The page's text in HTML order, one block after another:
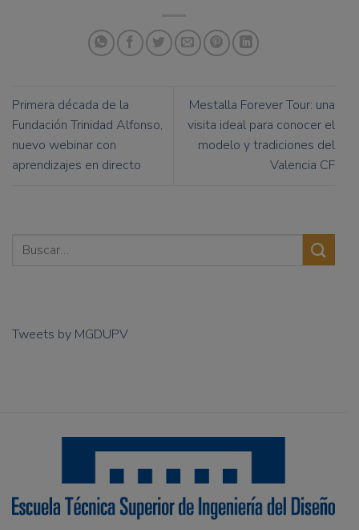
Primera década de la
Fundación Trinidad Alfonso,
nuevo webinar con
aprendizajes en directo
Mestalla Forever Tour: una
visita ideal para conocer el
modelo y tradiciones del
Valencia CF
Tweets by MGDUPV